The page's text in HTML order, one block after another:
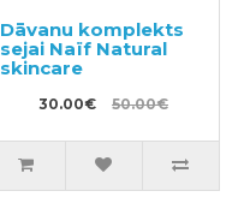
Dāvanu komplekts
sejai Naïf Natural
skincare
30.00€ 50.00€